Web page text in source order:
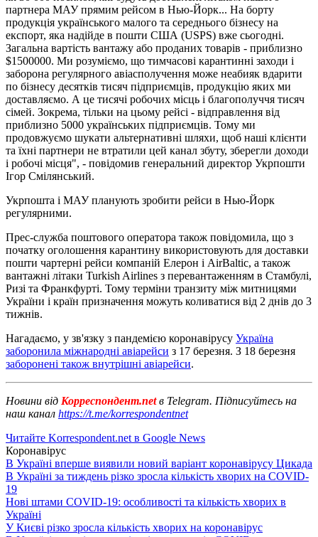
партнера МАУ прямим рейсом в Нью-Йорк... На борту
продукція українського малого та середнього бізнесу на
експорт, яка надійде в пошти США (USPS) вже сьогодні.
Загальна вартість вантажу або проданих товарів - приблизно
$1500000. Ми розуміємо, що тимчасові карантинні заходи і
заборона регулярного авіасполучення може неабияк вдарити
по бізнесу десятків тисяч підприємців, продукцію яких ми
доставляємо. А це тисячі робочих місць і благополуччя тисяч
сімей. Зокрема, тільки на цьому рейсі - відправлення від
приблизно 5000 українських підприємців. Тому ми
продовжуємо шукати альтернативні шляхи, щоб наші клієнти
та їхні партнери не втратили цей канал збуту, зберегли доходи
і робочі місця", - повідомив генеральний директор Укрпошти
Ігор Смілянський.
Укрпошта і МАУ планують зробити рейси в Нью-Йорк
регулярними.
Прес-служба поштового оператора також повідомила, що з
початку оголошення карантину використовують для доставки
пошти чартерні рейси компаній Елерон і AirBaltic, а також
вантажні літаки Turkish Airlines з перевантаженням в Стамбулі,
Ризі та Франкфурті. Тому терміни транзиту між митницями
України і країн призначення можуть коливатися від 2 днів до 3
тижнів.
Нагадаємо, у зв'язку з пандемією коронавірусу Україна
заборонила міжнародні авіарейси з 17 березня. З 18 березня
заборонені також внутрішні авіарейси.
Новини від Корреспондент.netв Telegram. Підписуйтесь на
наш канал https://t.me/korrespondentnet
Читайте Korrespondent.net в Google News
Коронавірус
В Україні вперше виявили новий варіант коронавірусу Цикада
В Україні за тиждень різко зросла кількість хворих на COVID-
19
Нові штами COVID-19: особливості та кількість хворих в
Україні
У Києві різко зросла кількість хворих на коронавірус